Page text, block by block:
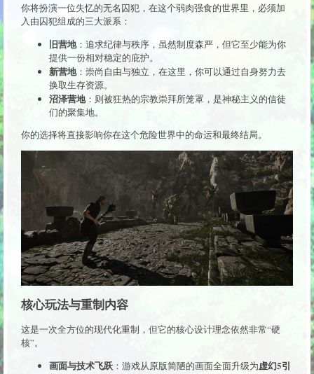
你将扮演一位失忆的无名囚犯，在这个弱肉强食的世界里，必须加
入由囚犯组成的三大派系：
旧营地：追求纪律与秩序，虽然制度森严，但它至少能为你
提供一份相对稳定的庇护。
新营地：崇尚自由与独立，在这里，你可以通过自身努力去
换取生存资源。
沼泽营地：则被狂热的宗教崇拜所笼罩，是神秘主义的信徒
们的聚集地。
你的选择将直接影响你在这个危险世界中的命运和最终结局。
核心玩法与重制内容
这是一次全方位的现代化重制，但它的核心设计理念依然非常“硬
核”。
画面与技术飞跃 ：游戏从原版简陋的画面全面升级为虚幻5引